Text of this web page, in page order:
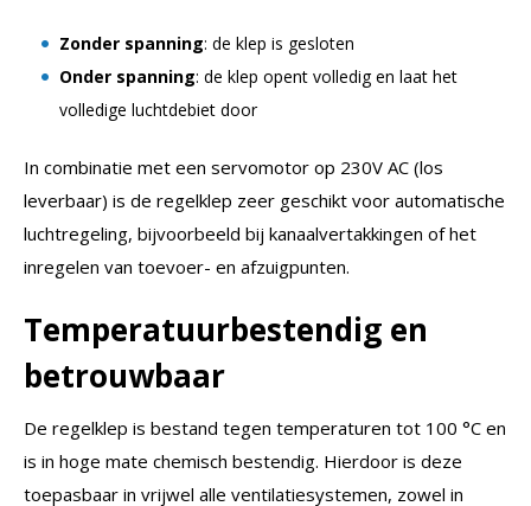
Zonder spanning: de klep is gesloten
Onder spanning: de klep opent volledig en laat het
volledige luchtdebiet door
In combinatie met een servomotor op 230V AC (los
leverbaar) is de regelklep zeer geschikt voor automatische
luchtregeling, bijvoorbeeld bij kanaalvertakkingen of het
inregelen van toevoer- en afzuigpunten.
Temperatuurbestendig en
betrouwbaar
De regelklep is bestand tegen temperaturen tot 100 °C en
is in hoge mate chemisch bestendig. Hierdoor is deze
toepasbaar in vrijwel alle ventilatiesystemen, zowel in